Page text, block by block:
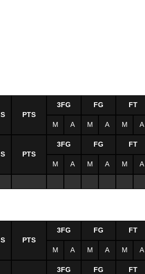
S PTS
3FG FG FT
M A M A M A
S PTS
3FG FG FT
M A M A M A
S PTS
3FG FG FT
M A M A M A
3FG FG FT